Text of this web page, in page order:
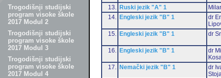
Trogodišnji studijski
program visoke škole
2017 Modul 2
Trogodišnji studijski
program visoke škole
2017 Modul 3
Trogodišnji studijski
program visoke škole
2017 Modul 4
13. Ruski jezik "A" 1
14.
Engleski jezik "B" 1
dr
15.
Engleski jezik "B" 1 dr
16. Engleski jezik "B" 1
dr
17.
Nemački jezik "B" 1
dr